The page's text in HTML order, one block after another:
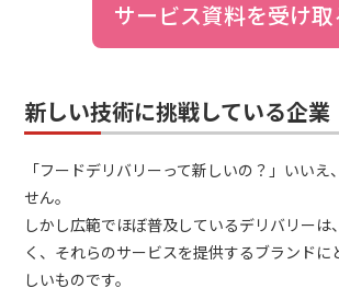
サービス資料を受け取
新しい技術に挑戦している企業
「フードデリバリーって新しいの？」いいえ
せん。
しかし広範でほぼ普及しているデリバリーは
く、それらのサービスを提供するブランドに
しいものです。